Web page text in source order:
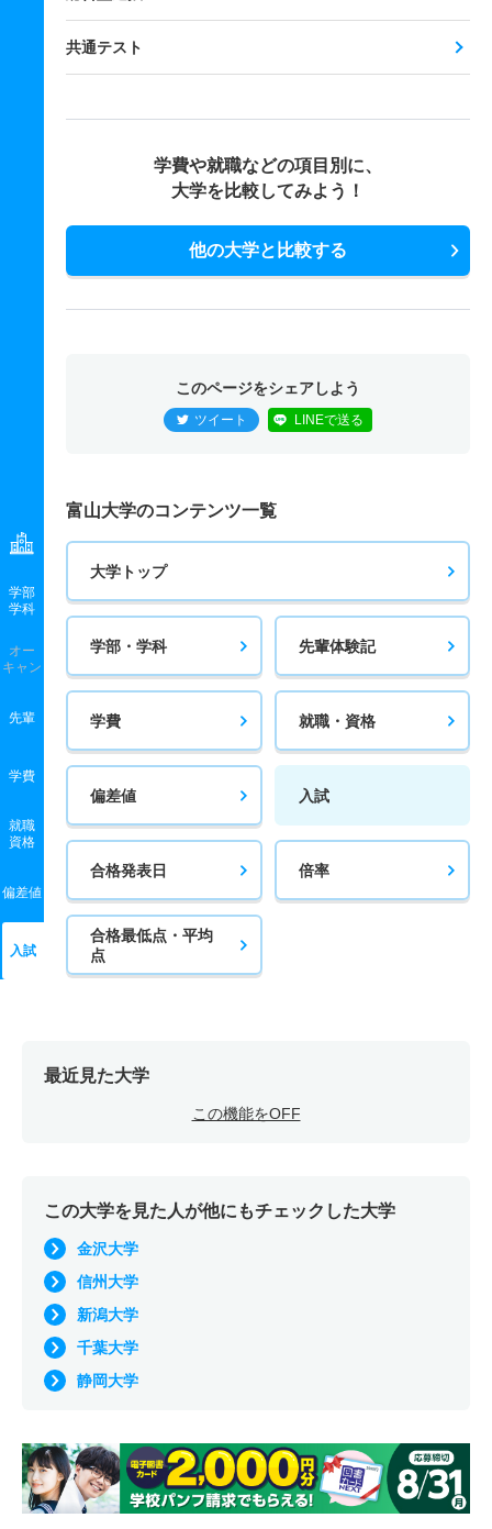
学部
学科
オー
キャン
先輩
学費
就職
資格
偏差値
入試
共通テスト
学費や就職などの項目別に、
大学を比較してみよう！
他の大学と比較する
このページをシェアしよう
ツイート LINEで送る
富山大学のコンテンツ一覧
大学トップ
学部・学科 先輩体験記
学費 就職・資格
偏差値 入試
合格発表日 倍率
合格最低点・平均
点
最近見た大学
この機能をOFF
この大学を見た人が他にもチェックした大学
金沢大学
信州大学
新潟大学
千葉大学
静岡大学